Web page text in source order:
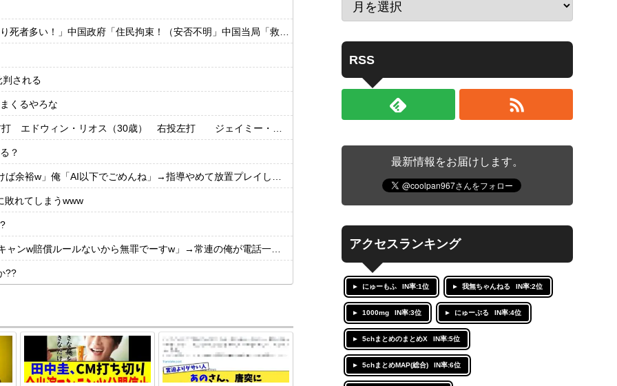
住民拘束！（安否不明」中国当局「救助隊動画も削除」台風13号「三峡ダム接近中」→
される
くるやろな
オス（30歳） 右投左打 ジェイミー・ウェストブルック（29歳） 右投右打
？
w」俺「AI以下でごめんね」→指導やめて放置プレイした結果w
敗れてしまうwww
無罪でーすw」→常連の俺が電話一本で「全員招集」した結果、店前に高級車の列がw
??
RSS
最新情報をお届けします。
アクセスランキング
にゅーもふ IN率:1位 我無ちゃんねる IN率:2位
1000mg IN率:3位 にゅーぷる IN率:4位
5chまとめのまとめX IN率:5位
5chまとめMAP(総合) IN率:6位